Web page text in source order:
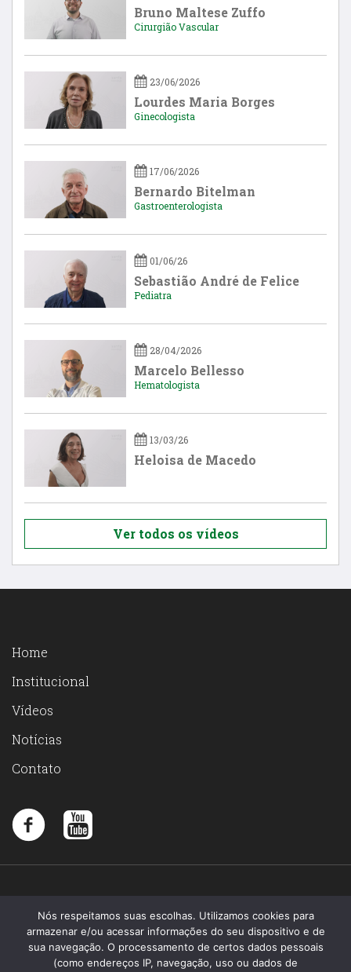
Bruno Maltese Zuffo
Cirurgião Vascular
23/06/2026
Lourdes Maria Borges
Ginecologista
17/06/2026
Bernardo Bitelman
Gastroenterologista
01/06/26
Sebastião André de Felice
Pediatra
28/04/2026
Marcelo Bellesso
Hematologista
13/03/26
Heloisa de Macedo
Ver todos os vídeos
Home
Institucional
Vídeos
Notícias
Contato
Nós respeitamos suas escolhas. Utilizamos cookies para
armazenar e/ou acessar informações do seu dispositivo e de
sua navegação. O processamento de certos dados pessoais
(como endereços IP, navegação, uso ou dados de